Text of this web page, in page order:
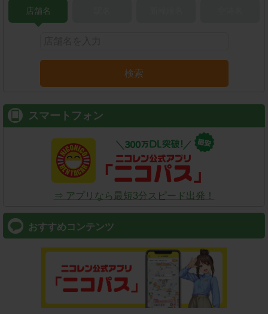
店舗名
検索
スマートフォン
⇒ アプリなら最短3分スピード出発！
おすすめコンテンツ